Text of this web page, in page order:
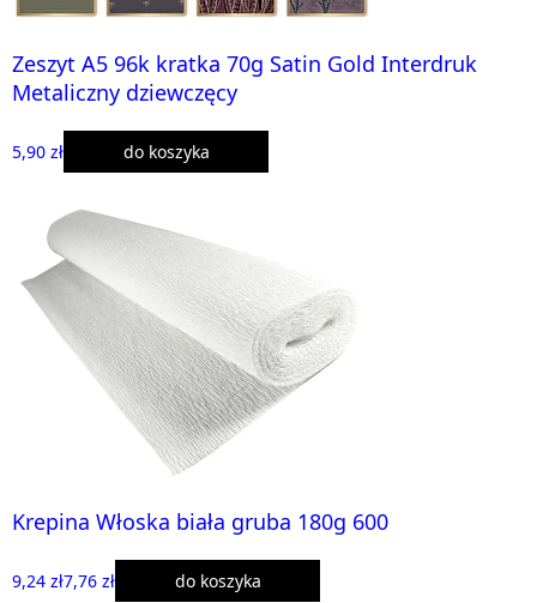
Zeszyt A5 96k kratka 70g Satin Gold Interdruk
Metaliczny dziewczęcy
5,90 zł do koszyka
Krepina Włoska biała gruba 180g 600
9,24 zł7,76 zł do koszyka